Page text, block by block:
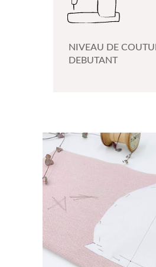
NIVEAU DE
DEBUTANT